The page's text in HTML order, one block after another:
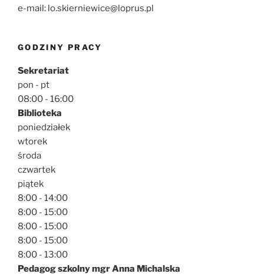
e-mail: lo.skierniewice@loprus.pl
GODZINY PRACY
Sekretariat
pon - pt
08:00 - 16:00
Biblioteka
poniedziałek
wtorek
środa
czwartek
piątek
8:00 - 14:00
8:00 - 15:00
8:00 - 15:00
8:00 - 15:00
8:00 - 13:00
Pedagog szkolny mgr Anna Michalska